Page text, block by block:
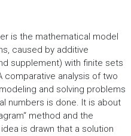
is the mathematical model
caused by additive
supplement) with finite sets
comparative analysis of two
and solving problems
numbers is done. It is about
method and the
is drawn that a solution